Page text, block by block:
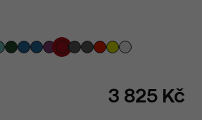
3 825 Kč